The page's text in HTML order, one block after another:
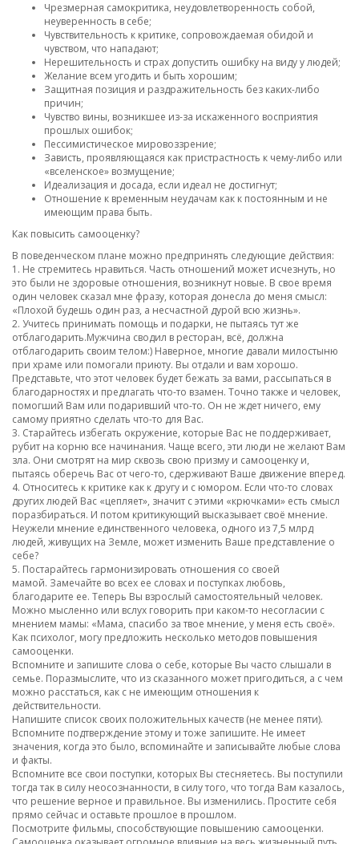
Чрезмерная самокритика, неудовлетворенность собой,
неуверенность в себе;
Чувствительность к критике, сопровождаемая обидой и
чувством, что нападают;
Нерешительность и страх допустить ошибку на виду у людей;
Желание всем угодить и быть хорошим;
Защитная позиция и раздражительность без каких-либо
причин;
Чувство вины, возникшее из-за искаженного восприятия
прошлых ошибок;
Пессимистическое мировоззрение;
Зависть, проявляющаяся как пристрастность к чему-либо или
«вселенское» возмущение;
Идеализация и досада, если идеал не достигнут;
Отношение к временным неудачам как к постоянным и не
имеющим права быть.
Как повысить самооценку?
В поведенческом плане можно предпринять следующие действия:
1. Не стремитесь нравиться. Часть отношений может исчезнуть, но
это были не здоровые отношения, возникнут новые. В свое время
один человек сказал мне фразу, которая донесла до меня смысл:
«Плохой будешь один раз, а несчастной дурой всю жизнь».
2. Учитесь принимать помощь и подарки, не пытаясь тут же
отблагодарить.Мужчина сводил в ресторан, всё, должна
отблагодарить своим телом:) Наверное, многие давали милостыню
при храме или помогали приюту. Вы отдали и вам хорошо.
Представьте, что этот человек будет бежать за вами, рассыпаться в
благодарностях и предлагать что-то взамен. Точно также и человек,
помогший Вам или подаривший что-то. Он не ждет ничего, ему
самому приятно сделать что-то для Вас.
3. Старайтесь избегать окружение, которые Вас не поддерживает,
рубит на корню все начинания. Чаще всего, эти люди не желают Вам
зла. Они смотрят на мир сквозь свою призму и самооценку и,
пытаясь оберечь Вас от чего-то, сдерживают Ваше движение вперед.
4. Относитесь к критике как к другу и с юмором. Если что-то словах
других людей Вас «цепляет», значит с этими «крючками» есть смысл
поразбираться. И потом критикующий высказывает своё мнение.
Неужели мнение единственного человека, одного из 7,5 млрд
людей, живущих на Земле, может изменить Ваше представление о
себе?
5. Постарайтесь гармонизировать отношения со своей
мамой. Замечайте во всех ее словах и поступках любовь,
благодарите ее. Теперь Вы взрослый самостоятельный человек.
Можно мысленно или вслух говорить при каком-то несогласии с
мнением мамы: «Мама, спасибо за твое мнение, у меня есть своё».
Как психолог, могу предложить несколько методов повышения
самооценки.
Вспомните и запишите слова о себе, которые Вы часто слышали в
семье. Поразмыслите, что из сказанного может пригодиться, а с чем
можно расстаться, как с не имеющим отношения к
действительности.
Напишите список своих положительных качеств (не менее пяти).
Вспомните подтверждение этому и тоже запишите. Не имеет
значения, когда это было, вспоминайте и записывайте любые слова
и факты.
Вспомните все свои поступки, которых Вы стесняетесь. Вы поступили
тогда так в силу неосознанности, в силу того, что тогда Вам казалось,
что решение верное и правильное. Вы изменились. Простите себя
прямо сейчас и оставьте прошлое в прошлом.
Посмотрите фильмы, способствующие повышению самооценки.